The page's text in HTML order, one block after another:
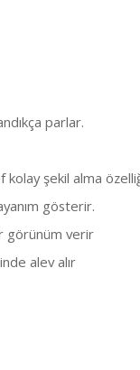
parlar.
kolay şekil alma
gösterir.
görünüm verir
alev alır